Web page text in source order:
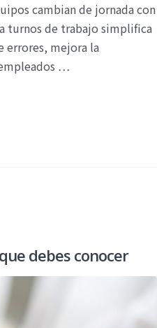
cambian de jornada con
turnos de trabajo simplifica
errores, mejora la
…
debes conocer